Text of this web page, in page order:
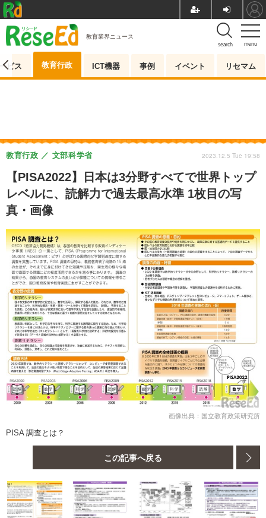
menu
search
教育業界ニュース
ビス 教育行政 ICT機器 事例 イベント リセマム
【PISA2022】日本は3分野すべてで世界トップ
レベルに、読解力で過去最高水準 1枚目の写
真・画像
教育行政 文部科学省 2023.12.5 Tue 19:58
画像出典：国立教育政策研究所
PISA 調査とは？
この記事へ戻る